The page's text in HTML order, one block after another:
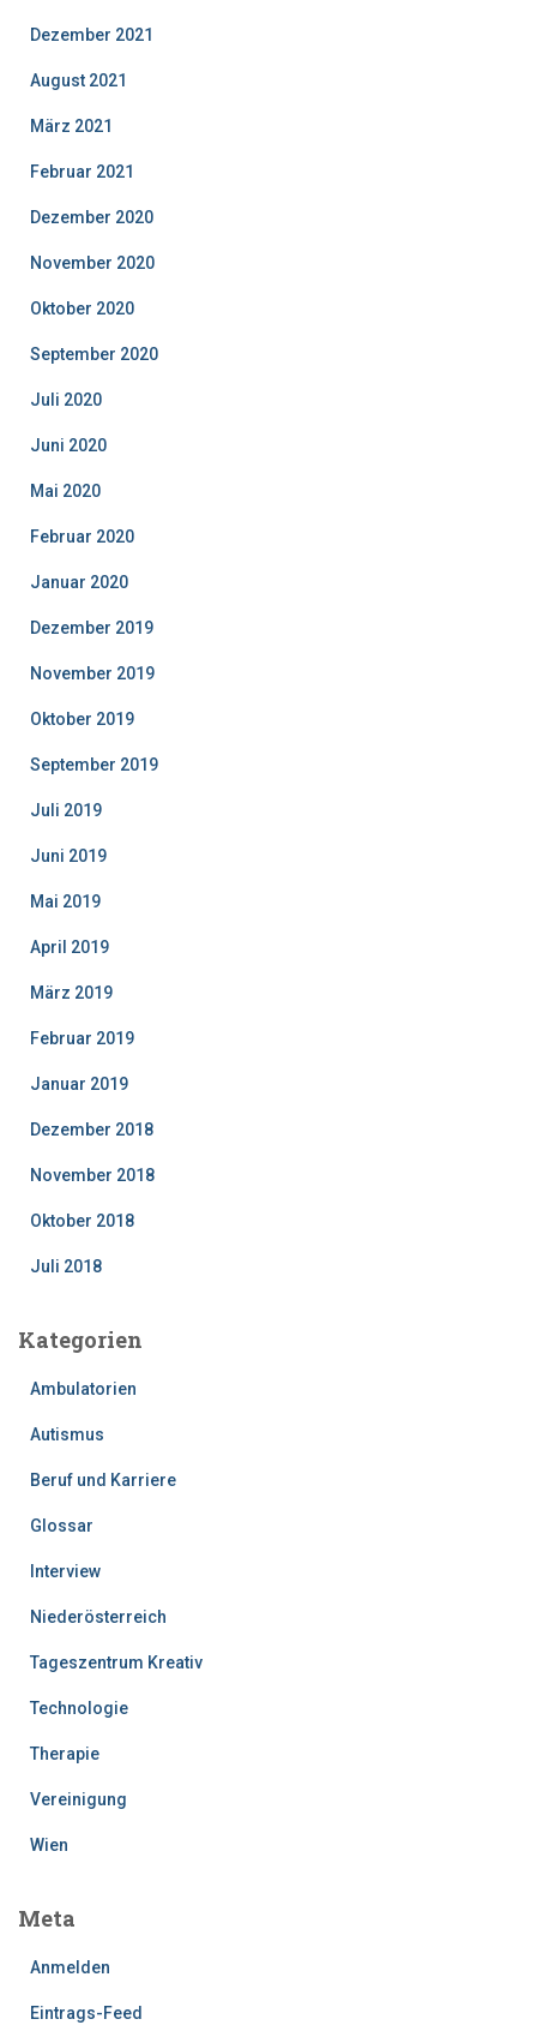
Dezember 2021
August 2021
März 2021
Februar 2021
Dezember 2020
November 2020
Oktober 2020
September 2020
Juli 2020
Juni 2020
Mai 2020
Februar 2020
Januar 2020
Dezember 2019
November 2019
Oktober 2019
September 2019
Juli 2019
Juni 2019
Mai 2019
April 2019
März 2019
Februar 2019
Januar 2019
Dezember 2018
November 2018
Oktober 2018
Juli 2018
Kategorien
Ambulatorien
Autismus
Beruf und Karriere
Glossar
Interview
Niederösterreich
Tageszentrum Kreativ
Technologie
Therapie
Vereinigung
Wien
Meta
Anmelden
Eintrags-Feed